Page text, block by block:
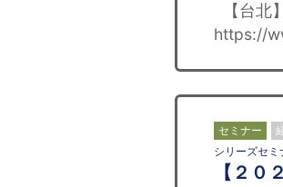
【台北
https://
セミナー
シリーズセミ
【２